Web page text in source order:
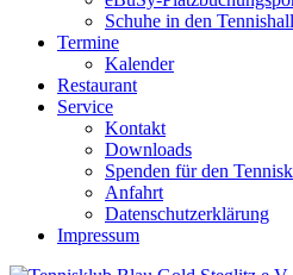
Schuhe in den
Termine
Kalender
Restaurant
Service
Kontakt
Downloads
Spenden für den
Anfahrt
Datenschutzerklärung
Impressum